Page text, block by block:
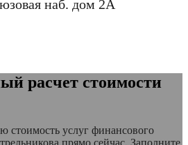
наб. дом 2А
расчет стоимости
стоимость услуг финансового